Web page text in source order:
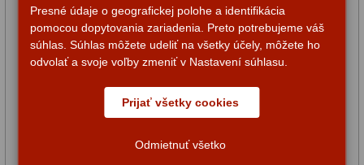
Presné údaje o geografickej polohe a identifikácia
pomocou dopytovania zariadenia. Preto potrebujeme váš
súhlas. Súhlas môžete udeliť na všetky účely, môžete ho
odvolať a svoje voľby zmeniť v Nastavení súhlasu.
Prijať všetky cookies
Odmietnuť všetko